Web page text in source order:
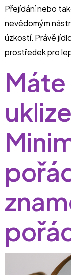
Přejídání nebo
nevědomým
úzkostí. Právě
prostředek pro